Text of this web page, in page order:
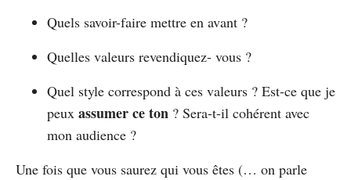
Quels savoir-faire mettre en avant ?
Quelles valeurs revendiquez- vous ?
Quel style correspond à ces valeurs ? Est-ce que je
peux assumer ce ton ? Sera-t-il cohérent avec
mon audience ?
Une fois que vous saurez qui vous êtes (… on parle